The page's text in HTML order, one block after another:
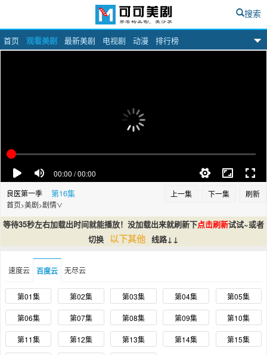
可可美剧网
首页 观看美剧 最新美剧 电视剧 动漫 排行榜
搜索
上一集 下一集 刷新
良医第一季 第16集
首页>美剧>剧情∨
等待35秒左右加载出时间就能播放！没加载出来就刷新下点击刷新试试~或者
切换 以下其他 线路↓↓
速度云 百度云 无尽云
第01集 第02集 第03集 第04集 第05集
第06集 第07集 第08集 第09集 第10集
第11集 第12集 第13集 第14集 第15集